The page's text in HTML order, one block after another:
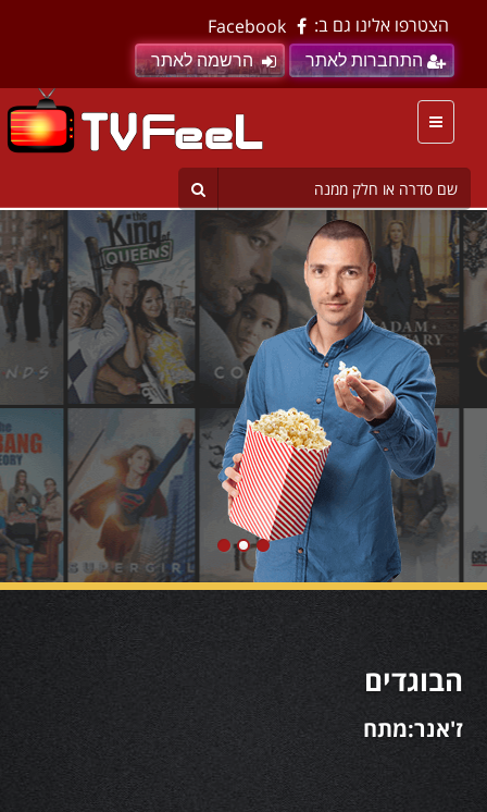
הצטרפו אלינו גם ב: Facebook
התחברות לאתר הרשמה לאתר
הבוגדים
ז'אנר:מתח